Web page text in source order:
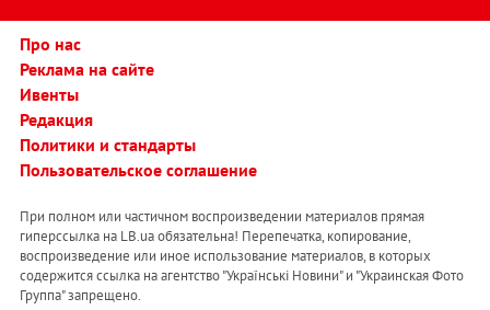
Про нас
Реклама на сайте
Ивенты
Редакция
Политики и стандарты
Пользовательское соглашение
При полном или частичном воспроизведении материалов прямая
гиперссылка на LB.ua обязательна! Перепечатка, копирование,
воспроизведение или иное использование материалов, в которых
содержится ссылка на агентство "Українськi Новини" и "Украинская Фото
Группа" запрещено.